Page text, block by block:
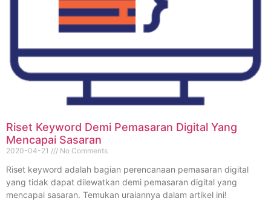
Riset Keyword Demi Pemasaran Digital Yang
Mencapai Sasaran
2020-04-21 No Comments
Riset keyword adalah bagian perencanaan pemasaran digital
yang tidak dapat dilewatkan demi pemasaran digital yang
mencapai sasaran. Temukan uraiannya dalam artikel ini!